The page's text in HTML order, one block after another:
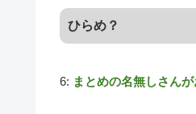
ひらめ？
6: まとめの名無しさん